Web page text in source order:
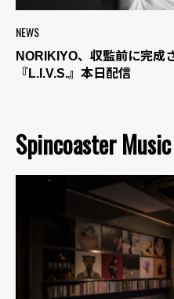
NEWS
NORIKIYO、収監前に完成
『L.I.V.S.』本日配信
Spincoaster